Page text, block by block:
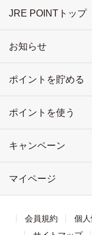
JRE POINTトップ
お知らせ
ポイントを貯める
ポイントを使う
キャンペーン
マイページ
会員規約 個